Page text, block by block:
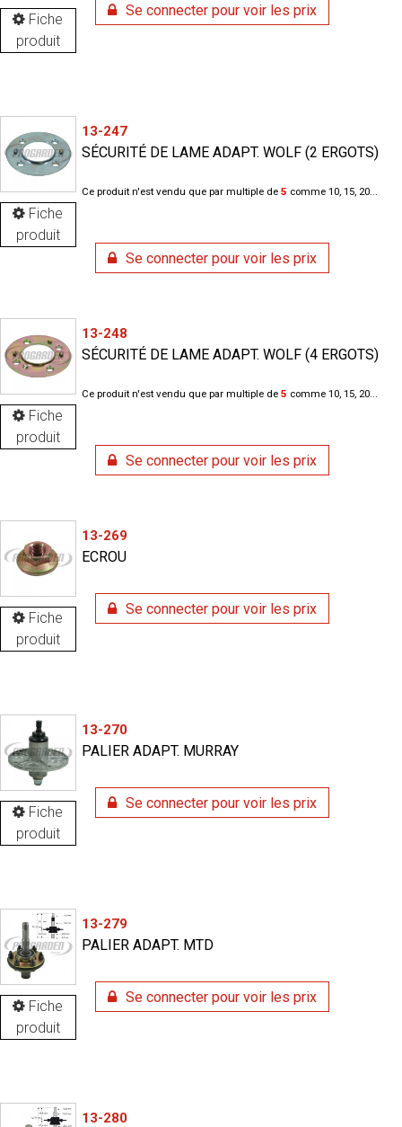
Fiche
produit
Se connecter pour voir les prix
Fiche
produit
13-247
SÉCURITÉ DE LAME ADAPT. WOLF (2 ERGOTS)
Ce produit n'est vendu que par multiple de 5 comme 10, 15, 20...
Se connecter pour voir les prix
Fiche
produit
13-248
SÉCURITÉ DE LAME ADAPT. WOLF (4 ERGOTS)
Ce produit n'est vendu que par multiple de 5 comme 10, 15, 20...
Se connecter pour voir les prix
Fiche
produit
13-269
ECROU
Se connecter pour voir les prix
Fiche
produit
13-270
PALIER ADAPT. MURRAY
Se connecter pour voir les prix
Fiche
produit
13-279
PALIER ADAPT. MTD
Se connecter pour voir les prix
13-280